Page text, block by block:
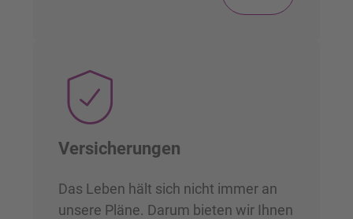
Versicherungen
Das Leben hält sich nicht immer an
unsere Pläne. Darum bieten wir Ihnen